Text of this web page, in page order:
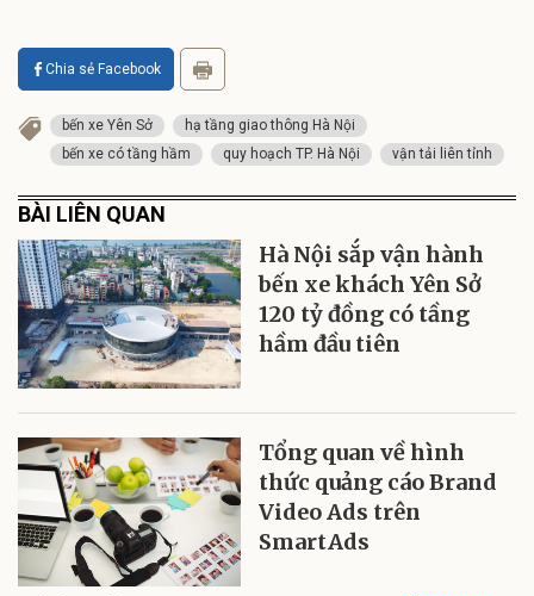
Chia sẻ Facebook
bến xe Yên Sở
hạ tầng giao thông Hà Nội
bến xe có tầng hầm
quy hoạch TP. Hà Nội vận tải liên tỉnh
BÀI LIÊN QUAN
Hà Nội sắp vận hành
bến xe khách Yên Sở
120 tỷ đồng có tầng
hầm đầu tiên
Tổng quan về hình
thức quảng cáo Brand
Video Ads trên
SmartAds